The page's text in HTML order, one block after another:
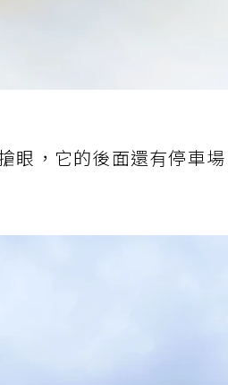
眼，它的後面還有停車